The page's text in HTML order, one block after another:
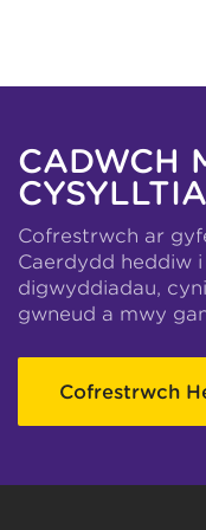
CADWCH
Cofrestrwch ar
Caerdydd heddiw
digwyddiadau,
gwneud a mwy
Cofrestrwch